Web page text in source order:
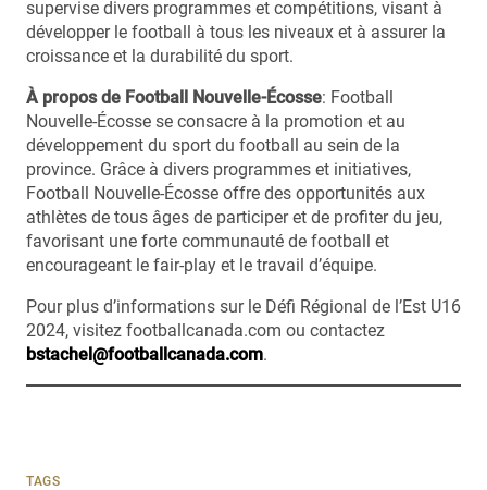
supervise divers programmes et compétitions, visant à
développer le football à tous les niveaux et à assurer la
croissance et la durabilité du sport.
À propos de Football Nouvelle-Écosse: Football
Nouvelle-Écosse se consacre à la promotion et au
développement du sport du football au sein de la
province. Grâce à divers programmes et initiatives,
Football Nouvelle-Écosse offre des opportunités aux
athlètes de tous âges de participer et de profiter du jeu,
favorisant une forte communauté de football et
encourageant le fair-play et le travail d’équipe.
Pour plus d’informations sur le Défi Régional de l’Est U16
2024, visitez footballcanada.com ou contactez
bstachel@footballcanada.com.
TAGS